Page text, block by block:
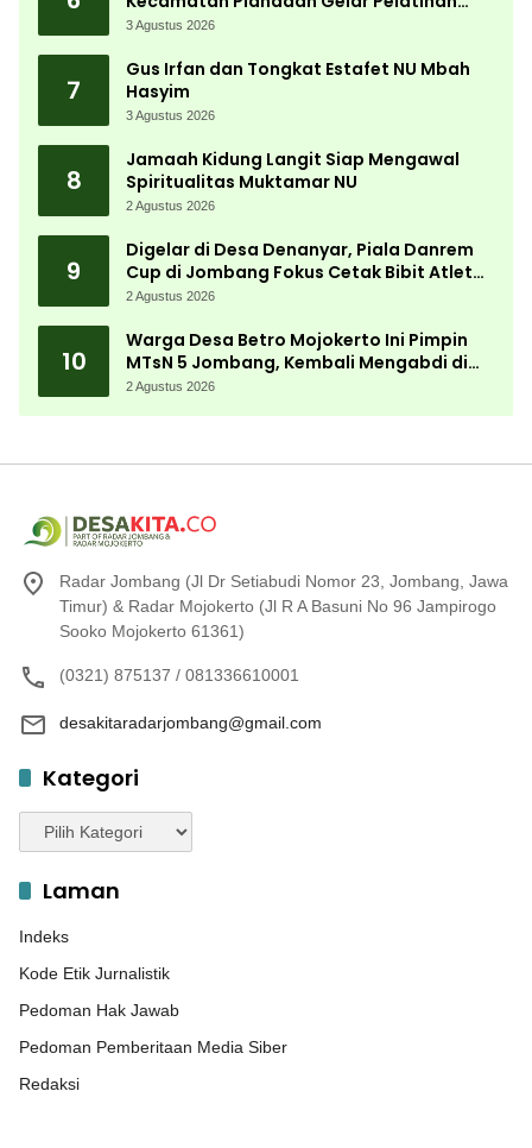
Aparatur Pemdes
3 Agustus 2026
7
Gus Irfan dan Tongkat Estafet NU Mbah
Hasyim
3 Agustus 2026
8
Jamaah Kidung Langit Siap Mengawal
Spiritualitas Muktamar NU
2 Agustus 2026
9
Digelar di Desa Denanyar, Piala Danrem
Cup di Jombang Fokus Cetak Bibit Atlet
Menembak Berprestasi
2 Agustus 2026
10
Warga Desa Betro Mojokerto Ini Pimpin
MTsN 5 Jombang, Kembali Mengabdi di
Almamater
2 Agustus 2026
Radar Jombang (Jl Dr Setiabudi Nomor 23, Jombang, Jawa
Timur) & Radar Mojokerto (Jl R A Basuni No 96 Jampirogo
Sooko Mojokerto 61361)
(0321) 875137 / 081336610001
desakitaradarjombang@gmail.com
Kategori
Kategori
Laman
Indeks
Kode Etik Jurnalistik
Pedoman Hak Jawab
Pedoman Pemberitaan Media Siber
Redaksi